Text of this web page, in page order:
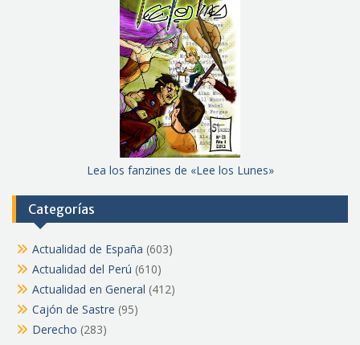
Lea los fanzines de «Lee los Lunes»
Categorías
Actualidad de España (603)
Actualidad del Perú (610)
Actualidad en General (412)
Cajón de Sastre (95)
Derecho (283)